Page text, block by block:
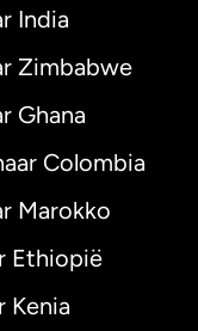
India
Zimbabwe
Ghana
Colombia
Marokko
Ethiopië
Kenia